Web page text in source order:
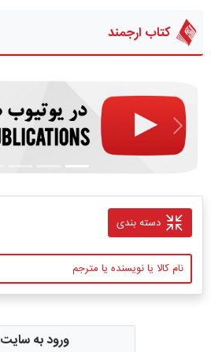
کتاب ارجمند
قبلی
دسته بندی
ورود به سایت